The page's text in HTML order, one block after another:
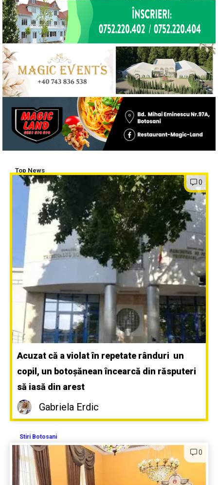
Top News
0
Acuzat că a violat în repetate rânduri un
copil, un botoșănean încearcă din răsputeri
să iasă din arest
Gabriela Erdic
Stiri Botosani
0